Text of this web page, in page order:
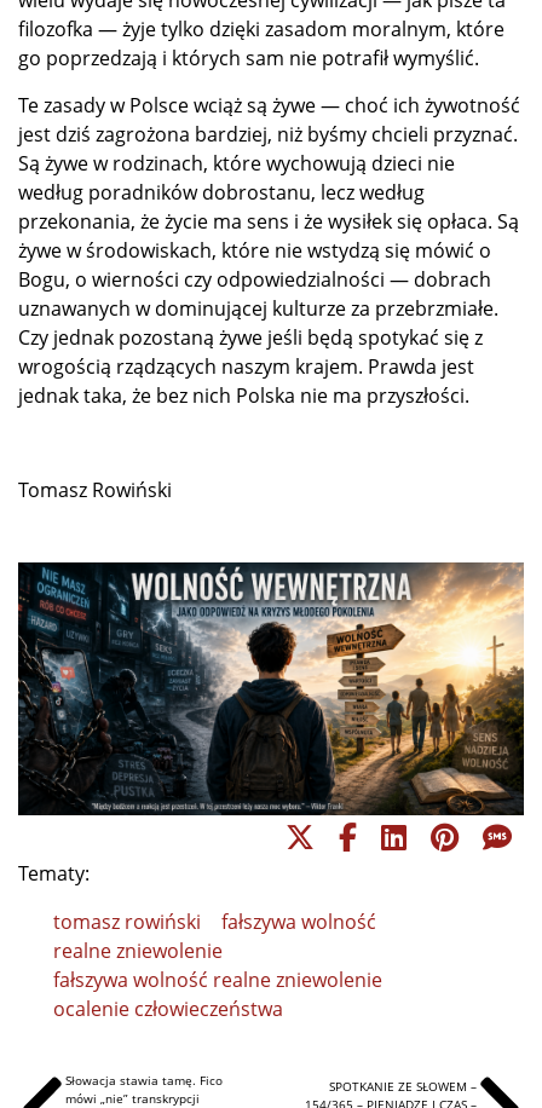
filozofka — żyje tylko dzięki zasadom moralnym, które
go poprzedzają i których sam nie potrafił wymyślić.
Te zasady w Polsce wciąż są żywe — choć ich żywotność
jest dziś zagrożona bardziej, niż byśmy chcieli przyznać.
Są żywe w rodzinach, które wychowują dzieci nie
według poradników dobrostanu, lecz według
przekonania, że życie ma sens i że wysiłek się opłaca. Są
żywe w środowiskach, które nie wstydzą się mówić o
Bogu, o wierności czy odpowiedzialności — dobrach
uznawanych w dominującej kulturze za przebrzmiałe.
Czy jednak pozostaną żywe jeśli będą spotykać się z
wrogością rządzących naszym krajem. Prawda jest
jednak taka, że bez nich Polska nie ma przyszłości.
Tomasz Rowiński
Tematy:
tomasz rowiński
fałszywa wolność
realne zniewolenie
fałszywa wolność realne zniewolenie
ocalenie człowieczeństwa
Słowacja stawia tamę. Fico
mówi „nie” transkrypcji
SPOTKANIE ZE SŁOWEM –
154/365 – PIENIĄDZE I CZAS –